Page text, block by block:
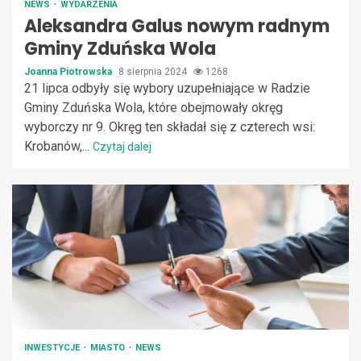
NEWS WYDARZENIA
Aleksandra Galus nowym radnym
Gminy Zduńska Wola
Joanna Piotrowska 8 sierpnia 2024 1268
21 lipca odbyły się wybory uzupełniające w Radzie
Gminy Zduńska Wola, które obejmowały okręg
wyborczy nr 9. Okręg ten składał się z czterech wsi:
Krobanów,... Czytaj dalej
INWESTYCJE MIASTO NEWS